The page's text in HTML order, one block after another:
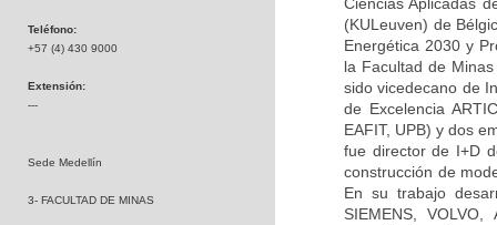
Teléfono:
+57 (4) 430 9000
Extensión:
---
Sede Medellín
3- FACULTAD DE MINAS
(KULeuven) de
Energética 2030 y
la Facultad de
sido vicedecano de
de Excelencia
EAFIT, UPB) y dos
fue director de I+D
construcción de
En su trabajo
SIEMENS,